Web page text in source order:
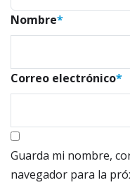
Nombre*
Correo electrónico*
Guarda mi nombre,
navegador para la